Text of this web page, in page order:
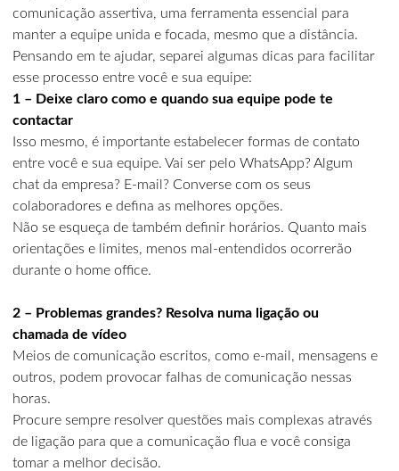
comunicação assertiva, uma ferramenta essencial para
manter a equipe unida e focada, mesmo que a distância.
Pensando em te ajudar, separei algumas dicas para facilitar
esse processo entre você e sua equipe:
1 – Deixe claro como e quando sua equipe pode te
contactar
Isso mesmo, é importante estabelecer formas de contato
entre você e sua equipe. Vai ser pelo WhatsApp? Algum
chat da empresa? E-mail? Converse com os seus
colaboradores e defina as melhores opções.
Não se esqueça de também definir horários. Quanto mais
orientações e limites, menos mal-entendidos ocorrerão
durante o home office.
2 – Problemas grandes? Resolva numa ligação ou
chamada de vídeo
Meios de comunicação escritos, como e-mail, mensagens e
outros, podem provocar falhas de comunicação nessas
horas.
Procure sempre resolver questões mais complexas através
de ligação para que a comunicação flua e você consiga
tomar a melhor decisão.